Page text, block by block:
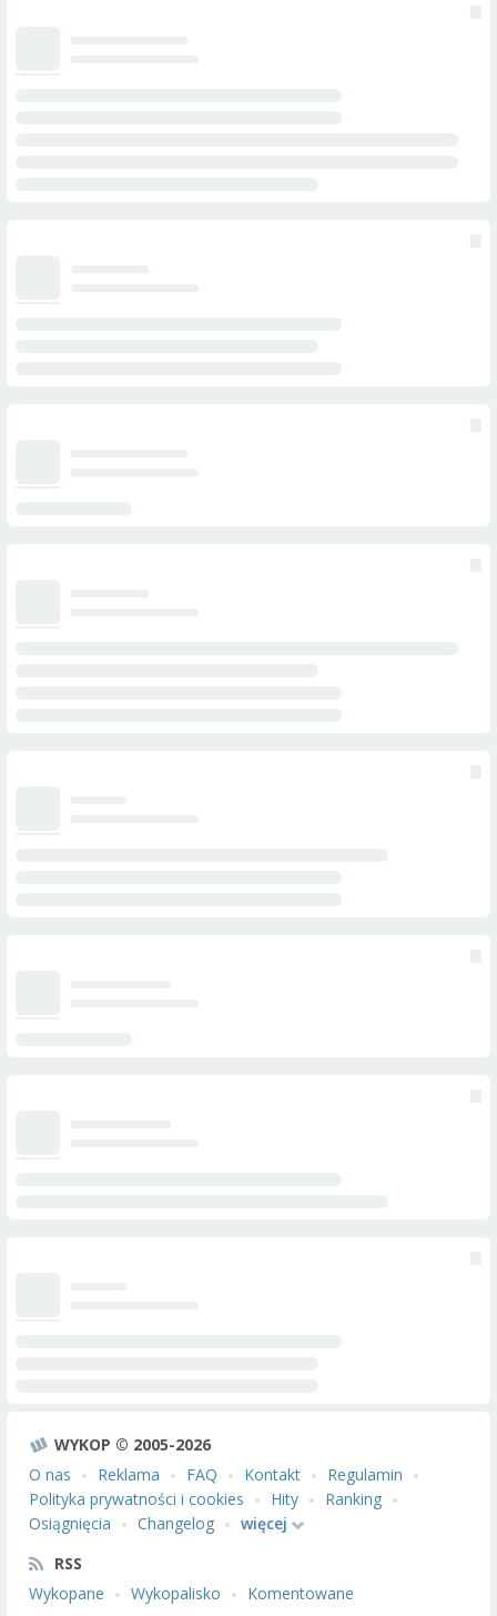
WYKOP © 2005-2026
O nas
Reklama FAQ Kontakt
Regulamin
Polityka prywatności i cookies
Hity
Ranking
Osiągnięcia
Changelog
więcej
RSS
Wykopane
Wykopalisko Komentowane